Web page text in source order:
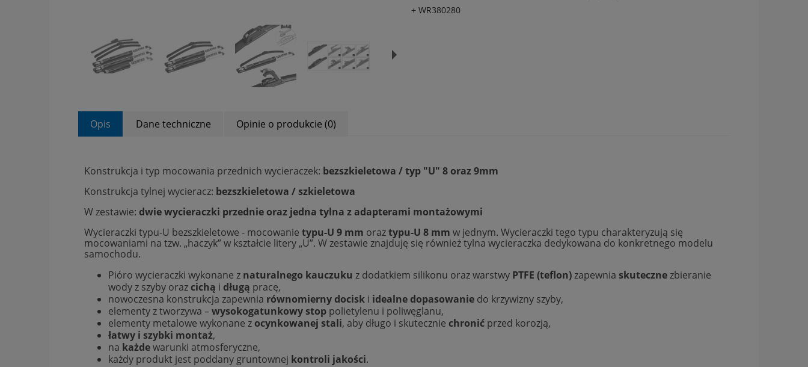
+ WR380280
Opis Dane techniczne Opinie o produkcie (0)
Konstrukcja i typ mocowania przednich wycieraczek: bezszkieletowa / typ "U" 8 oraz 9mm
Konstrukcja tylnej wycieracz: bezszkieletowa / szkieletowa
W zestawie: dwie wycieraczki przednie oraz jedna tylna z adapterami montażowymi
Wycieraczki typu-U bezszkieletowe - mocowanie typu-U 9 mm oraztypu-U 8 mm w jednym. Wycieraczki tego typu charakteryzują się
mocowaniami na tzw. „haczyk” w kształcie litery „U”. W zestawie znajduję się również tylna wycieraczka dedykowana do konkretnego modelu
samochodu.
Pióro wycieraczki wykonane z naturalnego kauczuku z dodatkiem silikonu oraz warstwy PTFE (teflon)zapewnia skutecznezbieranie
wody z szyby orazcichą i długą pracę,
nowoczesna konstrukcja zapewnia równomierny docisk i idealne dopasowanie do krzywizny szyby,
elementy z tworzywa –wysokogatunkowy stop polietylenu i poliwęglanu,
elementy metalowe wykonane zocynkowanej stali, aby długo i skutecznie chronić przed korozją,
łatwy i szybki montaż,
na każdewarunki atmosferyczne,
każdy produkt jest poddany gruntownej kontroli jakości.